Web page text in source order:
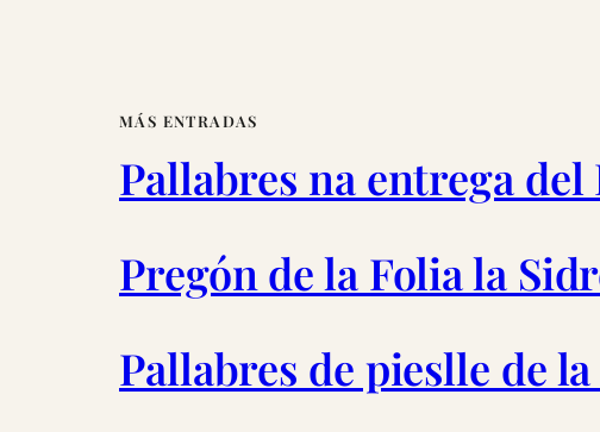
MÁS ENTRADAS
Pallabres na entrega
Pregón de la Folia la
Pallabres de pieslle de